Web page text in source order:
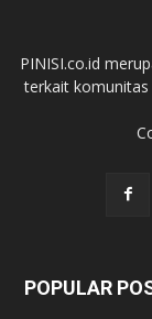
PINISI.co.id
terkait komunitas
POPULAR